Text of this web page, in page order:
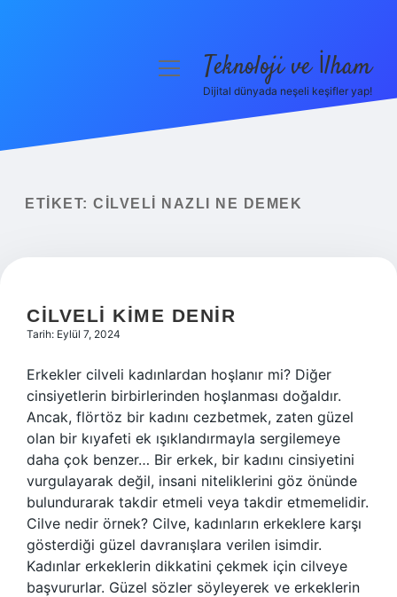
Yasal Uyarı
menüyüTeknoloji ve İlham
Dijital dünyada neşeli keşifler yap!
ETIKET: CILVELI NAZLI NE DEMEK
CILVELI KIME DENIR
Tarih: Eylül 7, 2024
Erkekler cilveli kadınlardan hoşlanır mi? Diğer
cinsiyetlerin birbirlerinden hoşlanması doğaldır.
Ancak, flörtöz bir kadını cezbetmek, zaten güzel
olan bir kıyafeti ek ışıklandırmayla sergilemeye
daha çok benzer… Bir erkek, bir kadını cinsiyetini
vurgulayarak değil, insani niteliklerini göz önünde
bulundurarak takdir etmeli veya takdir etmemelidir.
Cilve nedir örnek? Cilve, kadınların erkeklere karşı
gösterdiği güzel davranışlara verilen isimdir.
Kadınlar erkeklerin dikkatini çekmek için cilveye
başvururlar. Güzel sözler söyleyerek ve erkeklerin